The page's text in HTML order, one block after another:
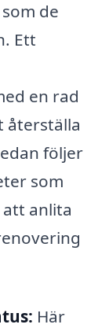
de
Ett
en rad
återställa
följer
som
anlita
Här